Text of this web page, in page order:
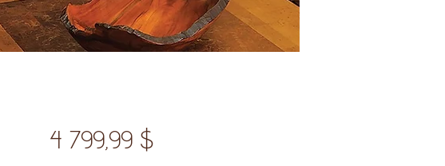
4 799,99 $Prix